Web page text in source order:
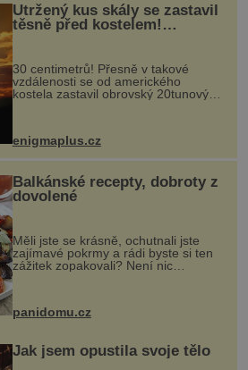
Utržený kus skály se zastavil
těsně před kostelem!
Ochránila ho boží síla?
30 centimetrů! Přesně v takové
vzdálenosti se od amerického
kostela zastavil obrovský 20tunový
...
enigmaplus.cz
Balkánské recepty, dobroty z
dovolené
Měli jste se krásně, ochutnali jste
zajímavé pokrmy a rádi byste si ten
zážitek zopakovali? Není nic
snazšího. Pljeskavica (10 porcí)
Možná jste ji ochutnali na dovolené v
panidomu.cz
Jak jsem opustila svoje tělo